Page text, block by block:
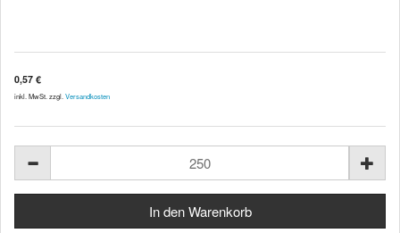
0,57 €
inkl. MwSt. zzgl. Versandkosten